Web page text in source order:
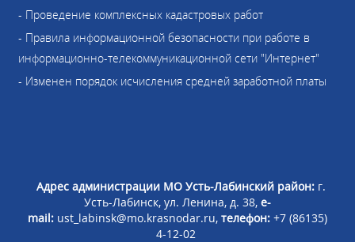
- Проведение комплексных кадастровых работ
- Правила информационной безопасности при работе в
информационно-телекоммуникационной сети "Интернет"
- Изменен порядок исчисления средней заработной платы
Адрес администрации МО Усть-Лабинский район: г.
Усть-Лабинск, ул. Ленина, д. 38, e-
mail: ust_labinsk@mo.krasnodar.ru, телефон: +7 (86135)
4-12-02